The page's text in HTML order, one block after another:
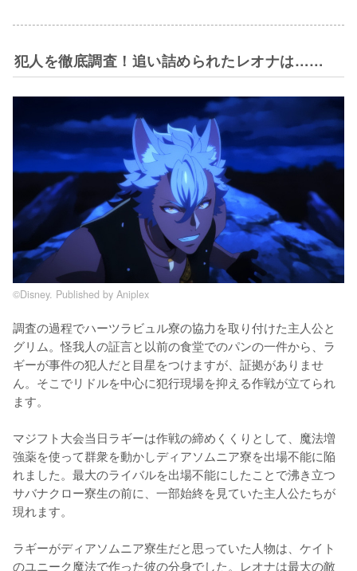
犯人を徹底調査！追い詰められたレオナは……
©Disney. Published by Aniplex
調査の過程でハーツラビュル寮の協力を取り付けた主人公と
グリム。怪我人の証言と以前の食堂でのパンの一件から、ラ
ギーが事件の犯人だと目星をつけますが、証拠がありませ
ん。そこでリドルを中心に犯行現場を抑える作戦が立てられ
ます。
マジフト大会当日ラギーは作戦の締めくくりとして、魔法増
強薬を使って群衆を動かしディアソムニア寮を出場不能に陥
れました。最大のライバルを出場不能にしたことで沸き立つ
サバナクロー寮生の前に、一部始終を見ていた主人公たちが
現れます。
ラギーがディアソムニア寮生だと思っていた人物は、ケイト
のユニーク魔法で作った彼の分身でした。レオナは最大の敵